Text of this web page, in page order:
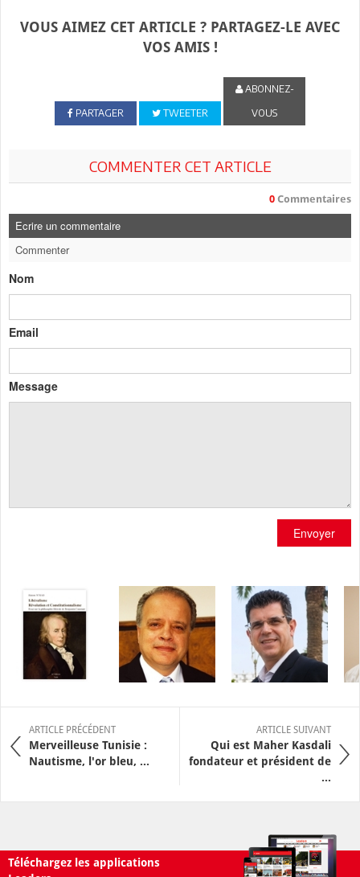
VOUS AIMEZ CET ARTICLE ? PARTAGEZ-LE AVEC
VOS AMIS !
PARTAGER TWEETER
ABONNEZ-
VOUS
COMMENTER CET ARTICLE
0 Commentaires
Ecrire un commentaire
Commenter
Nom
Email
Message
Envoyer
ARTICLE PRÉCÉDENT
Merveilleuse Tunisie :
Nautisme, l'or bleu, ...
ARTICLE SUIVANT
Qui est Maher Kasdali
fondateur et président de
...
Téléchargez les applications